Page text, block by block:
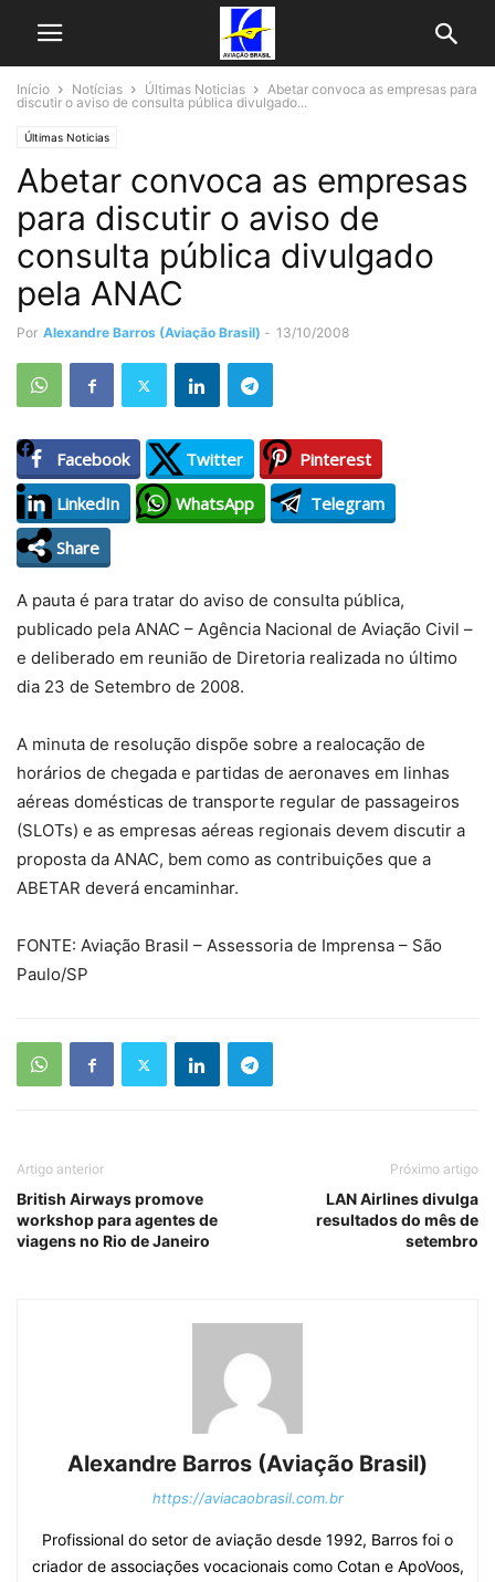
Início Notícias Últimas Noticias
Abetar convoca as empresas para
discutir o aviso de consulta pública divulgado...
Últimas Noticias
Abetar convoca as empresas
para discutir o aviso de
consulta pública divulgado
pela ANAC
Por Alexandre Barros (Aviação Brasil) - 13/10/2008
Facebook Twitter
Pinterest
LinkedIn
WhatsApp
Telegram
Share
A pauta é para tratar do aviso de consulta pública,
publicado pela ANAC – Agência Nacional de Aviação Civil –
e deliberado em reunião de Diretoria realizada no último
dia 23 de Setembro de 2008.
A minuta de resolução dispõe sobre a realocação de
horários de chegada e partidas de aeronaves em linhas
aéreas domésticas de transporte regular de passageiros
(SLOTs) e as empresas aéreas regionais devem discutir a
proposta da ANAC, bem como as contribuições que a
ABETAR deverá encaminhar.
FONTE: Aviação Brasil – Assessoria de Imprensa – São
Paulo/SP
Artigo anterior
British Airways promove
workshop para agentes de
viagens no Rio de Janeiro
Próximo artigo
LAN Airlines divulga
resultados do mês de
setembro
Alexandre Barros (Aviação Brasil)
https://aviacaobrasil.com.br
Profissional do setor de aviação desde 1992, Barros foi o
criador de associações vocacionais como Cotan e ApoVoos,